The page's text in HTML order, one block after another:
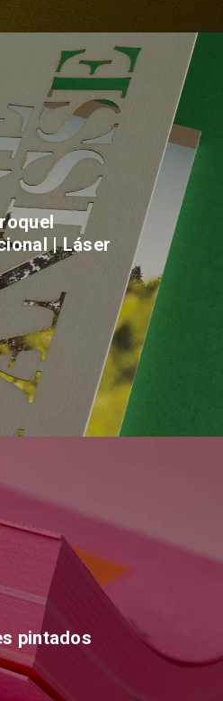
| Láser
pintados